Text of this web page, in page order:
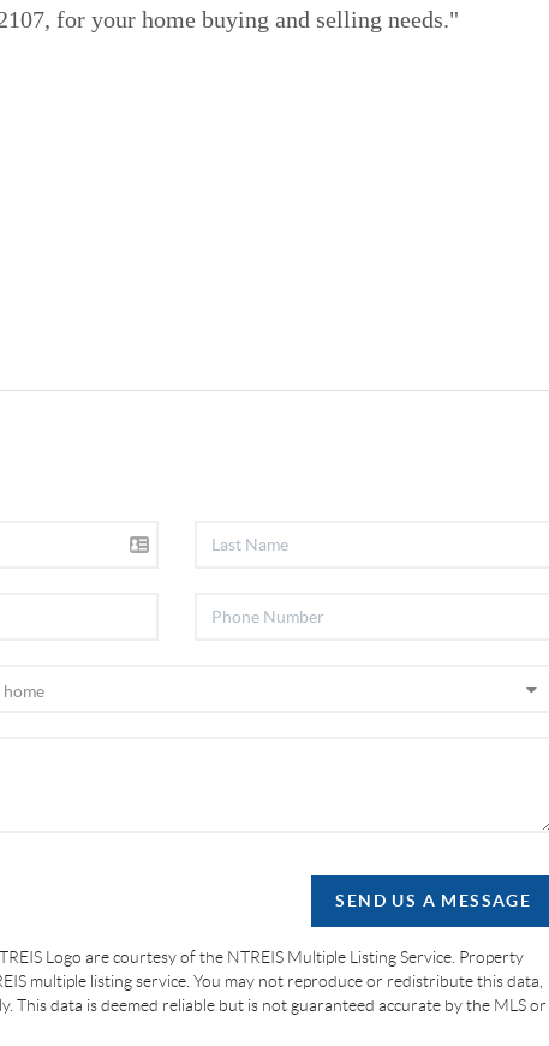
for your home buying and selling needs."
SEND US A MESSAGE
Logo are courtesy of the NTREIS Multiple Listing Service. Property
multiple listing service. You may not reproduce or redistribute this data,
This data is deemed reliable but is not guaranteed accurate by the MLS or